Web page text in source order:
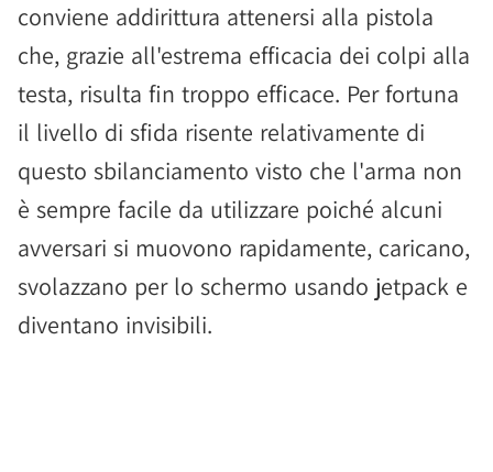
conviene addirittura attenersi alla pistola
che, grazie all'estrema efficacia dei colpi alla
testa, risulta fin troppo efficace. Per fortuna
il livello di sfida risente relativamente di
questo sbilanciamento visto che l'arma non
è sempre facile da utilizzare poiché alcuni
avversari si muovono rapidamente, caricano,
svolazzano per lo schermo usando jetpack e
diventano invisibili.